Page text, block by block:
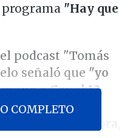
"Hay que
podcast "Tomás
señaló que "yo
a Canal 13,
"me gusta el
viviendo ahora,
COMPLETO